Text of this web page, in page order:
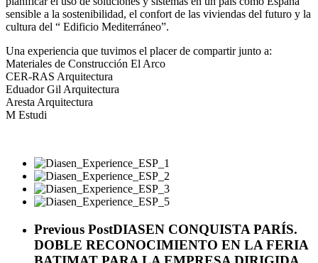
Rassegna Stampa
DIASEN EXPERIENCE: UNA
sensible a la sostenibilidad, el confort de las viviendas del futuro y la
cultura del “ Edificio Mediterráneo”.
Una experiencia que tuvimos el placer de compartir junto a:
Materiales de Construcción El Arco
CER-RAS Arquitectura
Eduador Gil Arquitectura
Aresta Arquitectura
M Estudi
Previous PostDIASEN CONQUISTA PARÍS.
DOBLE RECONOCIMIENTO EN LA FERIA